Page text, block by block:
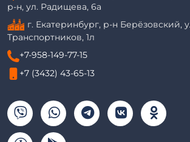
р-н, ул. Радищева, 6а
г. Екатеринбург, р-н Берёзовский,
Транспортников, 1л
+7-958-149-77-15
+7 (3432) 43-65-13